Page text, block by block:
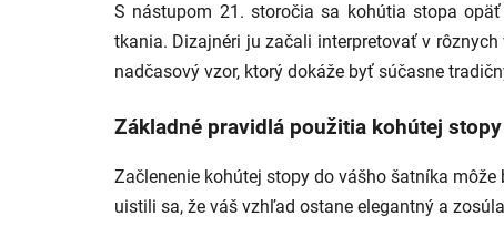
S nástupom 21. storočia sa kohútia stopa
tkania. Dizajnéri ju začali interpretovať v
nadčasový vzor, ktorý dokáže byť súčasne
Základné pravidlá použitia kohútej stopy
Začlenenie kohútej stopy do vášho šatníka
uistili sa, že váš vzhľad ostane elegantný a